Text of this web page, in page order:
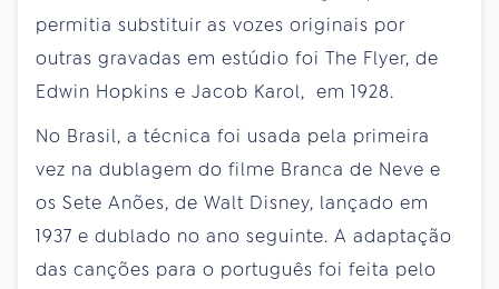
permitia substituir as vozes originais por
outras gravadas em estúdio foi The Flyer, de
Edwin Hopkins e Jacob Karol, em 1928.
No Brasil, a técnica foi usada pela primeira
vez na dublagem do filme Branca de Neve e
os Sete Anões, de Walt Disney, lançado em
1937 e dublado no ano seguinte. A adaptação
das canções para o português foi feita pelo